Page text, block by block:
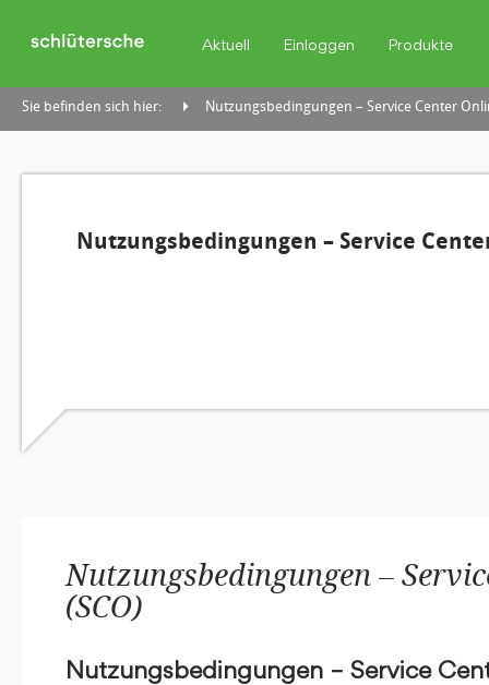
Aktuell Einloggen Produkte
Sie befinden sich hier: Nutzungsbedingungen – Service Center
Nutzungsbedingungen – Service
Nutzungsbedingungen –
(SCO)
Nutzungsbedingungen – Service